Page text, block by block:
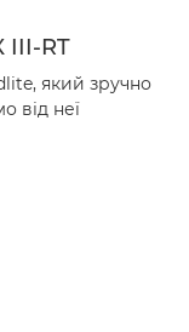
III-RT
який зручно
від неї